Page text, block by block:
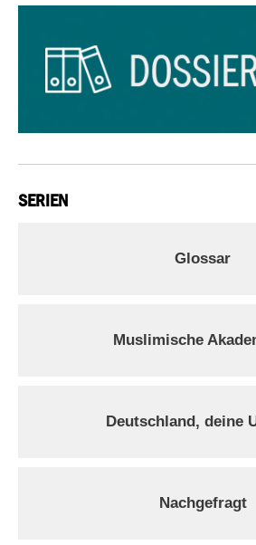
SERIEN
Glossar
Muslimische
Deutschland, deine
Nachgefragt